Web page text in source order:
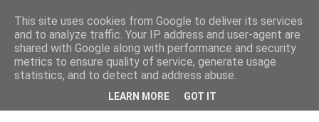
This site uses cookies from Google to deliver its services
and to analyze traffic. Your IP address and user-agent are
shared with Google along with performance and security
metrics to ensure quality of service, generate usage
statistics, and to detect and address abuse.
LEARN MORE GOT IT